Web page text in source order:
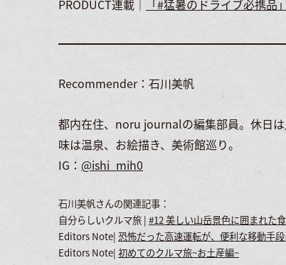
PRODUCT連載｜
「#猛暑のドライブ必携品
Recommender：石川美帆
都内在住、noru journalの編集部員。休日
味は温泉、お絵描き、美術館巡り。
IG： @ishi_mih0
石川美帆さんの関連記事：
自分らしいクルマ旅 | #12 美しい山岳景色に囲まれた
Editors Note| 恐怖だった高速運転が、便利な移動手
Editors Note| 初めてのクルマ旅~お土産編~